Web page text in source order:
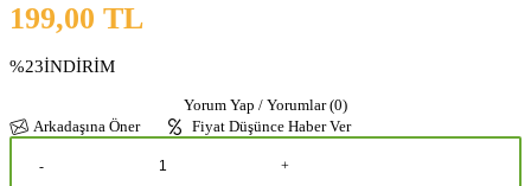
199,00 TL
%23İNDİRİM
Yorum Yap / Yorumlar (0)
Arkadaşına Öner
Fiyat Düşünce Haber Ver
- +